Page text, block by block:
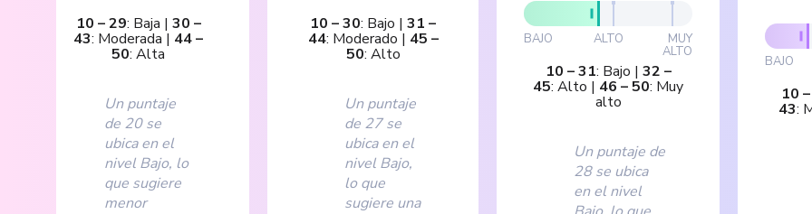
10 –29: Baja | 30 –
43: Moderada | 44–
50: Alta
Un puntaje
de 20 se
ubica en el
nivel Bajo, lo
que sugiere
menor
10 –30: Bajo | 31 –
44: Moderado | 45 –
50: Alto
Un puntaje
de 27 se
ubica en el
nivel Bajo,
lo que
sugiere una
BAJO ALTO MUY
ALTO
10 –31: Bajo | 32 –
45: Alto | 46 –50: Muy
alto
Un puntaje de
28 se ubica
en el nivel
BAJO
10
43: